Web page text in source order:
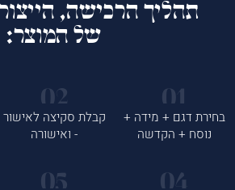
תהליך הרכישה,
של המוצר:
בחירת דגם + מידה +
נוסח + הקדשה
קבלת סקיצה לאישור
- ואישורה